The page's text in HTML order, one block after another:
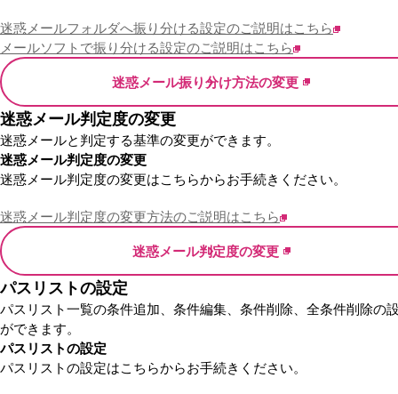
迷惑メールフォルダへ振り分ける設定のご説明はこちら
メールソフトで振り分ける設定のご説明はこちら
迷惑メール振り分け方法の変更
迷惑メール判定度の変更
迷惑メールと判定する基準の変更ができます。
迷惑メール判定度の変更
迷惑メール判定度の変更はこちらからお手続きください。
迷惑メール判定度の変更方法のご説明はこちら
迷惑メール判定度の変更
パスリストの設定
パスリスト一覧の条件追加、条件編集、条件削除、全条件削除の
ができます。
パスリストの設定
パスリストの設定はこちらからお手続きください。